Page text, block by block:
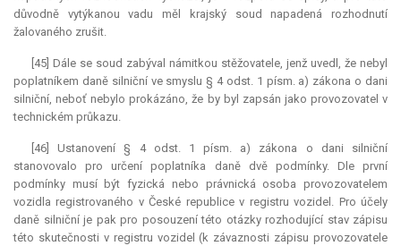
důvodně vytýkanou vadu měl krajský soud napadená rozhodnutí
žalovaného zrušit.
[45] Dále se soud zabýval námitkou stěžovatele, jenž uvedl, že nebyl
poplatníkem daně silniční ve smyslu § 4 odst. 1 písm. a) zákona o dani
silniční, neboť nebylo prokázáno, že by byl zapsán jako provozovatel v
technickém průkazu.
[46] Ustanovení § 4 odst. 1 písm. a) zákona o dani silniční
stanovovalo pro určení poplatníka daně dvě podmínky. Dle první
podmínky musí být fyzická nebo právnická osoba provozovatelem
vozidla registrovaného v České republice v registru vozidel. Pro účely
daně silniční je pak pro posouzení této otázky rozhodující stav zápisu
této skutečnosti v registru vozidel (k závaznosti zápisu provozovatele